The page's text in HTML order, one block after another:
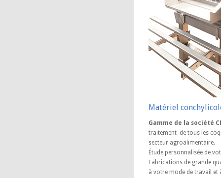
Matériel
Gamme de la société
traitement de tous les
secteur agroalimentaire.
Étude personnalisée de
Fabrications de grande
à votre mode de travail et